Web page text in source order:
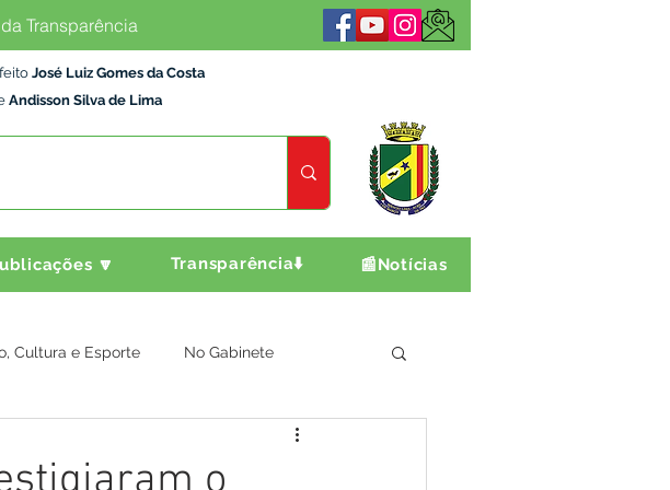
Transparência
José Luiz Gomes da Costa
Andisson Silva de Lima
🔽 Transparência⬇️ 📰Notícias
Cultura e Esporte No Gabinete
Agricultura e Produção